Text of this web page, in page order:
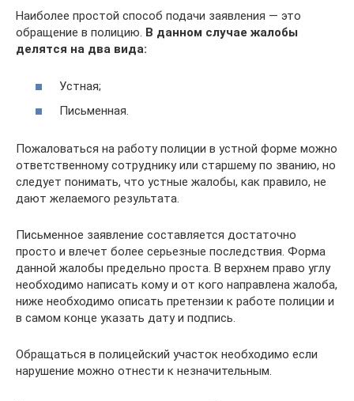
Наиболее простой способ подачи заявления — это
обращение в полицию. В данном случае жалобы
делятся на два вида:
Устная;
Письменная.
Пожаловаться на работу полиции в устной форме можно
ответственному сотруднику или старшему по званию, но
следует понимать, что устные жалобы, как правило, не
дают желаемого результата.
Письменное заявление составляется достаточно
просто и влечет более серьезные последствия. Форма
данной жалобы предельно проста. В верхнем право углу
необходимо написать кому и от кого направлена жалоба,
ниже необходимо описать претензии к работе полиции и
в самом конце указать дату и подпись.
Обращаться в полицейский участок необходимо если
нарушение можно отнести к незначительным.